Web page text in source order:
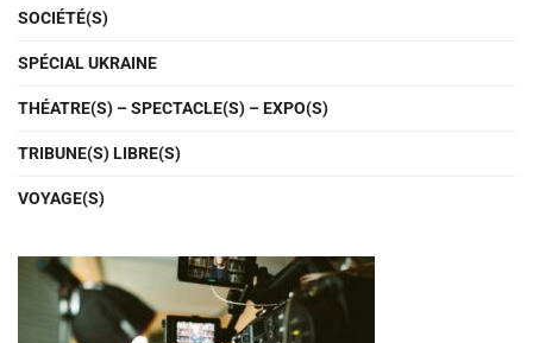
SOCIÉTÉ(S)
SPÉCIAL UKRAINE
THÉATRE(S) – SPECTACLE(S) – EXPO(S)
TRIBUNE(S) LIBRE(S)
VOYAGE(S)